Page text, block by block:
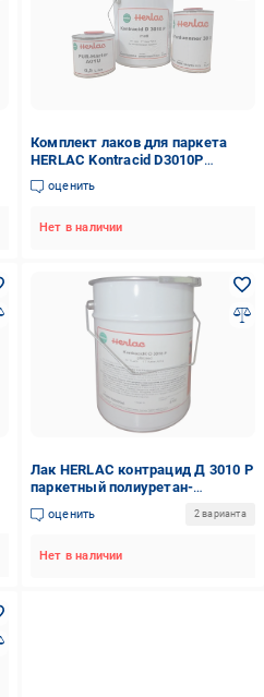
Комплект лаков для паркета
HERLAC Kontracid D3010P
матовый 6,5 л (D3010P-6.5 M)
оценить
Нет в наличии
Лак HERLAC контрацид Д 3010 P
паркетный полиуретан-
акриловый глянцевый 5 л
оценить 2 варианта
Нет в наличии